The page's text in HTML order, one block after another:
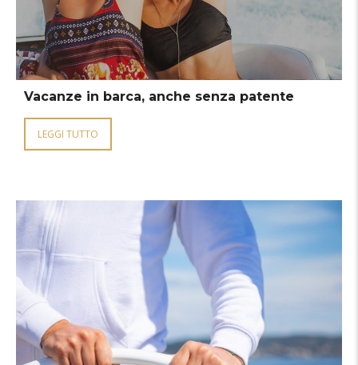
Vacanze in barca, anche senza patente
LEGGI TUTTO